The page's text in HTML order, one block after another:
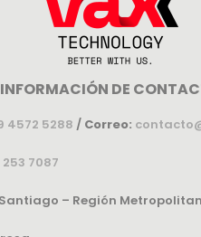
INFORMACIÓN DE
4572 5288 / Correo:
7087
Santiago – Región